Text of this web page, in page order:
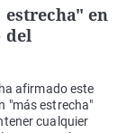
en
del
afirmado este
"más estrecha"
cualquier